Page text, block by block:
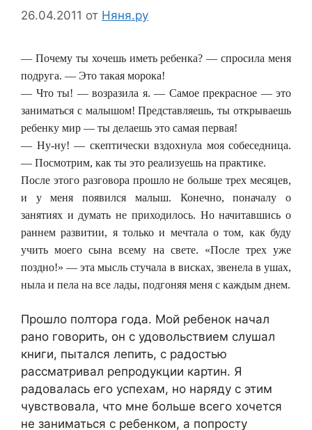
26.04.2011 от Няня.ру
— Почему ты хочешь иметь ребенка? — спросила меня
подруга. — Это такая морока!
— Что ты! — возразила я. — Самое прекрасное — это
заниматься с малышом! Представляешь, ты открываешь
ребенку мир — ты делаешь это самая первая!
— Ну-ну! — скептически вздохнула моя собеседница.
— Посмотрим, как ты это реализуешь на практике.
После этого разговора прошло не больше трех месяцев,
и у меня появился малыш. Конечно, поначалу о
занятиях и думать не приходилось. Но начитавшись о
раннем развитии, я только и мечтала о том, как буду
учить моего сына всему на свете. «После трех уже
поздно!» — эта мысль стучала в висках, звенела в ушах,
ныла и пела на все лады, подгоняя меня с каждым днем.
Прошло полтора года. Мой ребенок начал
рано говорить, он с удовольствием слушал
книги, пытался лепить, с радостью
рассматривал репродукции картин. Я
радовалась его успехам, но наряду с этим
чувствовала, что мне больше всего хочется
не заниматься с ребенком, а попросту